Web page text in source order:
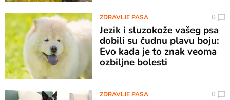
ZDRAVLJE PASA 0
Jezik i sluzokože vašeg psa
dobili su čudnu plavu boju:
Evo kada je to znak veoma
ozbiljne bolesti
ZDRAVLJE PASA 0